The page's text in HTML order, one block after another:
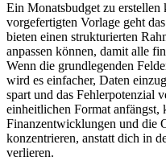
Ein Monatsbudget zu erstellen
vorgefertigten Vorlage geht
bieten einen strukturierten
anpassen können, damit alle
Wenn die grundlegenden
wird es einfacher, Daten
spart und das Fehlerpotenzial
einheitlichen Format
Finanzentwicklungen und die
konzentrieren, anstatt dich in
verlieren.